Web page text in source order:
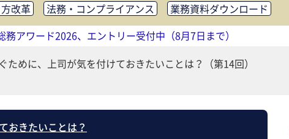
改革 法務・コンプライアンス
業務資料ダウンロード
社外・社内コミュニケーション活性化
FM・オフィス移転
・コスト削減 アウトソーシング・BPO
調査・レポート
務アワード2026、エントリー受付中（8月7日まで）
ために、上司が気を付けておきたいことは？（第14回）
おきたいことは？